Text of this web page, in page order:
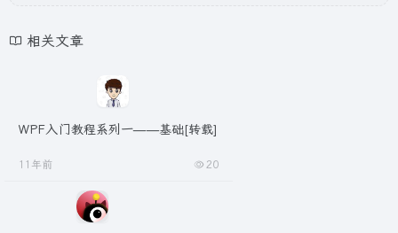
相关文章
WPF入门教程系列一——基础[转载]
11年前 20